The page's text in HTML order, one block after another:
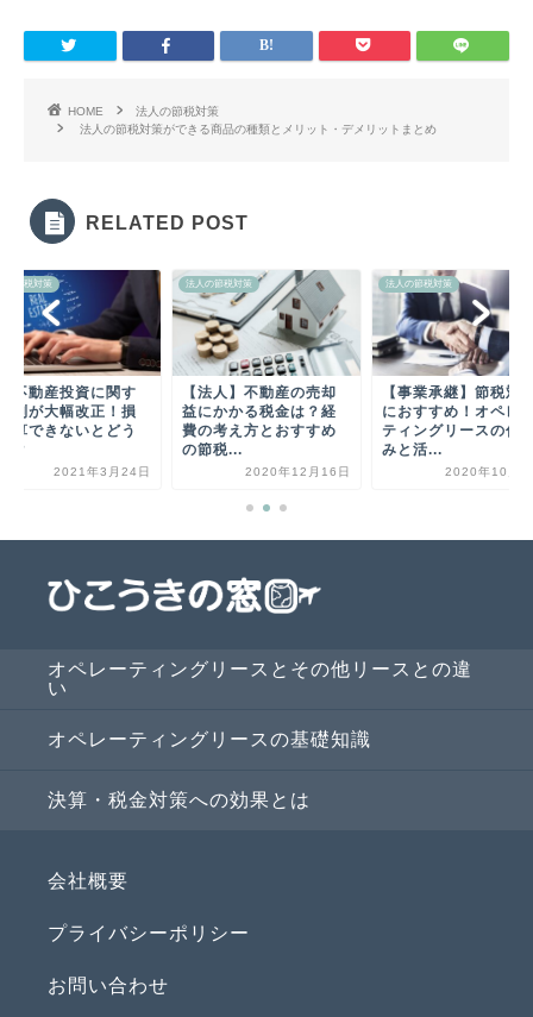
HOME
法人の節税対策
法人の節税対策ができる商品の種類とメリット・デメリットまとめ
RELATED POST
の節税対策
不動産投資に関す
制が大幅改正！損
算できないとどう
？
2021年3月24日
法人の節税対策
【法人】不動産の売却
益にかかる税金は？経
費の考え方とおすすめ
の節税...
2020年12月16日
法人の節税対策
【事業承継】節税対
におすすめ！オペレ
ティングリースの仕
みと活...
2020年10月
会社概要
プライバシーポリシー
お問い合わせ
オペレーティングリースとその他リースとの違
い
オペレーティングリースの基礎知識
決算・税金対策への効果とは